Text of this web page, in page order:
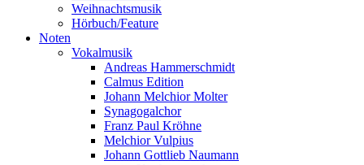
Weihnachtsmusik
Hörbuch/Feature
Noten
Vokalmusik
Andreas Hammerschmidt
Calmus Edition
Johann Melchior Molter
Synagogalchor
Franz Paul Kröhne
Melchior Vulpius
Johann Gottlieb Naumann